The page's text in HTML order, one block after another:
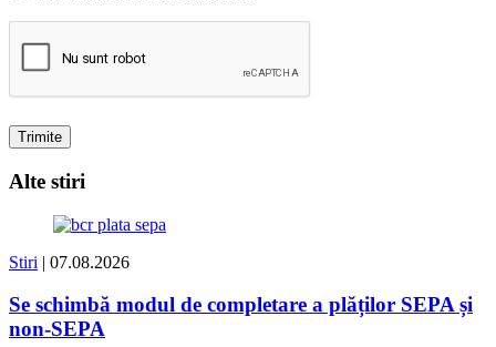
Alte stiri
Stiri | 07.08.2026
Se schimbă modul de completare a plăților SEPA și
non-SEPA